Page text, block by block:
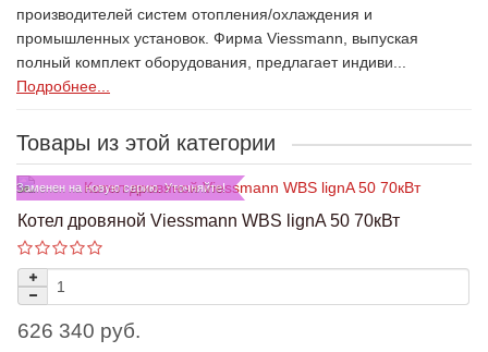
производителей систем отопления/охлаждения и
промышленных установок. Фирма Viessmann, выпуская
полный комплект оборудования, предлагает индиви...
Подробнее...
Товары из этой категории
Заменен на новую серию. Уточняйте!
Котел дровяной Viessmann WBS lignA 50 70кВт
626 340 руб.